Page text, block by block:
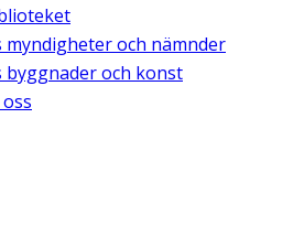
myndigheter och nämnder
byggnader och konst